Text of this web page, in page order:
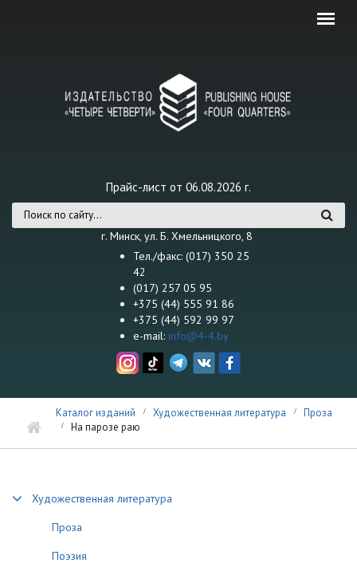
Прайс-лист от 06.08.2026 г.
Форма поискаг. Минск, ул. Б. Хмельницкого, 8
Тел./факс: (017) 350 25
42
(017) 257 05 95
+375 (44) 555 91 86
+375 (44) 592 99 97
e-mail: info@4-4.by
Каталог изданий Художественная литература
Проза
На парозе раю
Художественная литература
Проза
Поэзия